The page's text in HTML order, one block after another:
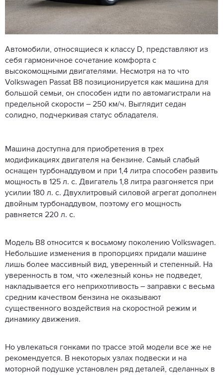
Автомобили, относящиеся к классу D, представляют из
себя гармоничное сочетание комфорта с
высокомощными двигателями. Несмотря на то что
Volkswagen Passat B8 позиционируется как машина для
большой семьи, он способен идти по автомагистрали на
предельной скорости – 250 км/ч. Выглядит седан
солидно, подчеркивая статус обладателя.
Машина доступна для приобретения в трех
модификациях двигателя на бензине. Самый слабый
оснащен турбонаддувом и при 1,4 литра способен развить
мощность в 125 л. с. Двигатель 1,8 литра разгоняется при
усилии 180 л. с. Двухлитровый силовой агрегат дополнен
двойным турбонаддувом, поэтому его мощность
равняется 220 л. с.
Модель B8 относится к восьмому поколению Volkswagen.
Небольшие изменения в пропорциях придали машине
лишь более массивный вид, уверенный и степенный. На
уверенность в том, что «железный конь» не подведет,
накладывается его неприхотливость – заправки с весьма
средним качеством бензина не оказывают
существенного воздействия на скоростной режим и
динамику движения.
Но увлекаться гонками по трассе этой модели все же не
рекомендуется. В некоторых узлах подвески и на
моторной подушке установлен ряд деталей, сделанных в